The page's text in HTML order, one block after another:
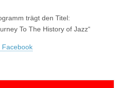
trägt den Titel:
To The History of Jazz“
Facebook